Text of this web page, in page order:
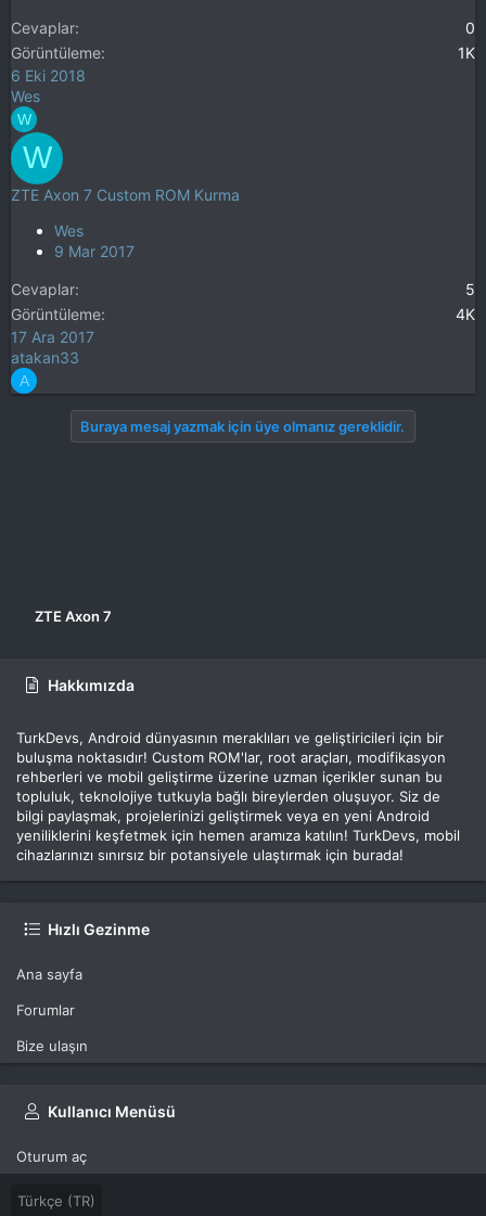
Cevaplar
0
Görüntüleme
1K
6 Eki 2018
Wes
W
W
ZTE Axon 7 Custom ROM Kurma
Wes
9 Mar 2017
Cevaplar
5
Görüntüleme
4K
17 Ara 2017
atakan33
A
Buraya mesaj yazmak için üye olmanız gereklidir.
ZTE Axon 7
Hakkımızda
TurkDevs, Android dünyasının meraklıları ve geliştiricileri için bir
buluşma noktasıdır! Custom ROM'lar, root araçları, modifikasyon
rehberleri ve mobil geliştirme üzerine uzman içerikler sunan bu
topluluk, teknolojiye tutkuyla bağlı bireylerden oluşuyor. Siz de
bilgi paylaşmak, projelerinizi geliştirmek veya en yeni Android
yeniliklerini keşfetmek için hemen aramıza katılın! TurkDevs, mobil
cihazlarınızı sınırsız bir potansiyele ulaştırmak için burada!
Hızlı Gezinme
Ana sayfa
Forumlar
Bize ulaşın
Kullanıcı Menüsü
Oturum aç
Türkçe (TR)